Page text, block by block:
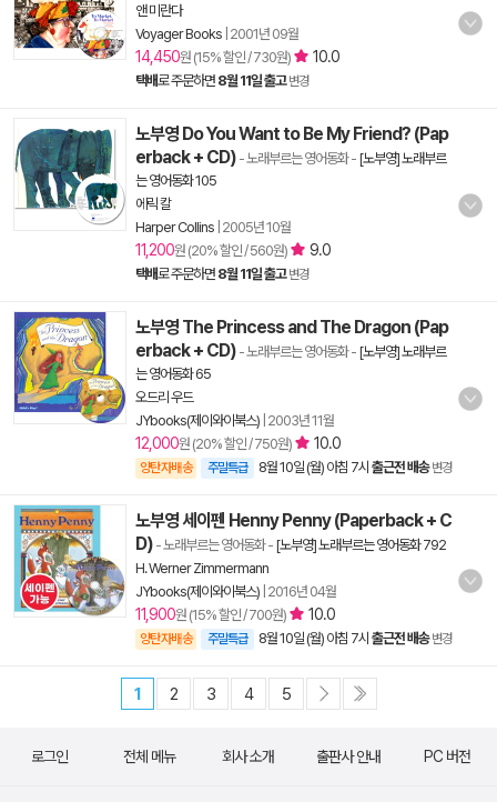
앤 미란다
Voyager Books 2001년 09월
14,450원 (15% 할인 / 730원) 10.0
택배로 주문하면 8월 11일 출고 변경
노부영 Do You Want to Be My Friend? (Pap
erback + CD) - 노래부르는 영어동화- [노부영] 노래부르
는 영어동화 105
에릭 칼
Harper Collins 2005년 10월
11,200원 (20% 할인 / 560원) 9.0
택배로 주문하면 8월 11일 출고 변경
노부영 The Princess and The Dragon (Pap
erback + CD) - 노래부르는 영어동화- [노부영] 노래부르
는 영어동화 65
오드리 우드
JYbooks(제이와이북스) 2003년 11월
12,000원 (20% 할인 / 750원) 10.0
양탄자배송 주말특급 8월 10일 (월) 아침 7시 출근전 배송 변경
노부영 세이펜 Henny Penny (Paperback + C
D) - 노래부르는 영어동화- [노부영] 노래부르는 영어동화 792
H. Werner Zimmermann
JYbooks(제이와이북스) 2016년 04월
11,900원 (15% 할인 / 700원) 10.0
양탄자배송 주말특급 8월 10일 (월) 아침 7시 출근전 배송 변경
1 2 3 4 5
로그인 전체 메뉴 회사 소개 출판사 안내 PC 버전